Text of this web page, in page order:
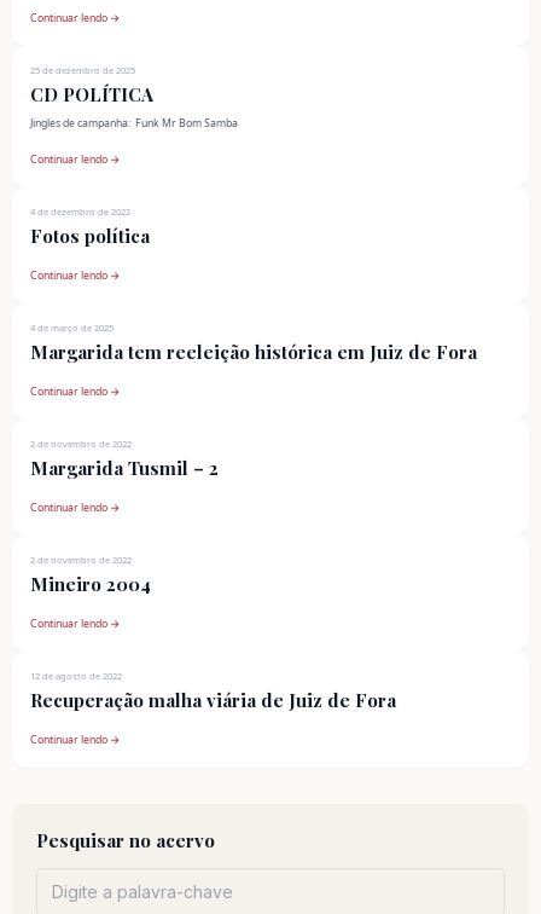
Continuar lendo →
25 de dezembro de 2025
CD POLÍTICA
Jingles de campanha: Funk Mr Bom Samba
Continuar lendo →
4 de dezembro de 2022
Fotos política
Continuar lendo →
4 de março de 2025
Margarida tem reeleição histórica em Juiz de Fora
Continuar lendo →
2 de novembro de 2022
Margarida Tusmil – 2
Continuar lendo →
2 de novembro de 2022
Mineiro 2004
Continuar lendo →
12 de agosto de 2022
Recuperação malha viária de Juiz de Fora
Continuar lendo →
Pesquisar no acervo